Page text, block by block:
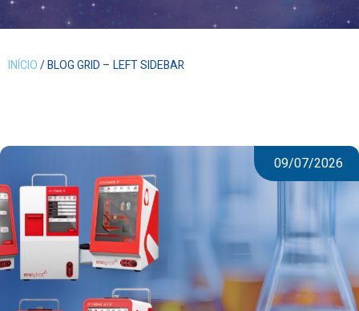
INÍCIO/ BLOG GRID – LEFT SIDEBAR
09/07/2026